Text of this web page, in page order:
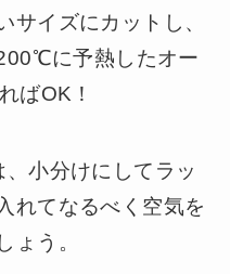
サイズにカットし、
に予熱したオー
ばOK！
小分けにしてラッ
れてなるべく空気を
ょう。